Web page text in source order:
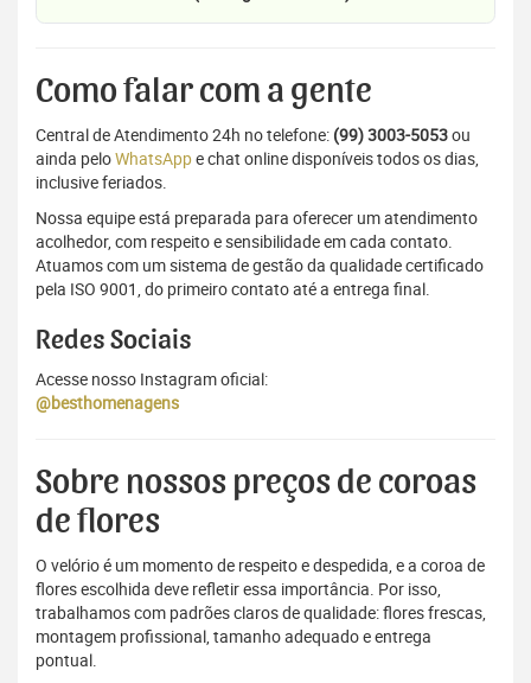
Como falar com a gente
Central de Atendimento 24h no telefone: (99) 3003-5053ou
ainda peloWhatsAppe chat online disponíveis todos os dias,
inclusive feriados.
Nossa equipe está preparada para oferecer um atendimento
acolhedor, com respeito e sensibilidade em cada contato.
Atuamos com um sistema de gestão da qualidade certificado
pela ISO 9001, do primeiro contato até a entrega final.
Redes Sociais
Acesse nosso Instagram oficial:
@besthomenagens
Sobre nossos preços de coroas
de flores
O velório é um momento de respeito e despedida, e a coroa de
flores escolhida deve refletir essa importância. Por isso,
trabalhamos com padrões claros de qualidade: flores frescas,
montagem profissional, tamanho adequado e entrega
pontual.